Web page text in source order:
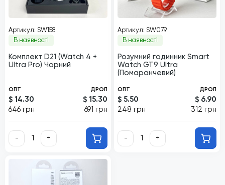
Артикул: SW158
В наявності
Комплект D21 (Watch 4 +
Ultra Pro) Чорний
ОПТ
$ 14.30
646 грн
ДРОП
$ 15.30
691 грн
- +
Артикул: SW079
В наявності
Розумний годинник Smart
Watch GT9 Ultra
(Помаранчевий)
ОПТ
$ 5.50
248 грн
ДРОП
$ 6.90
312 грн
- +